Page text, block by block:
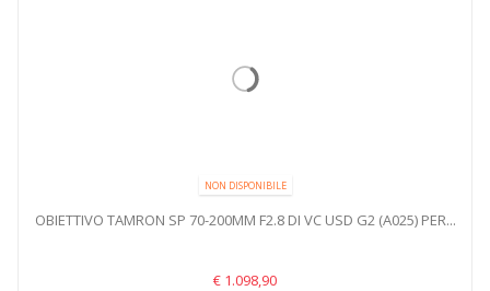
NON DISPONIBILE
OBIETTIVO TAMRON SP 70-200MM F2.8 DI VC USD G2 (A025) PER...
€ 1.098,90